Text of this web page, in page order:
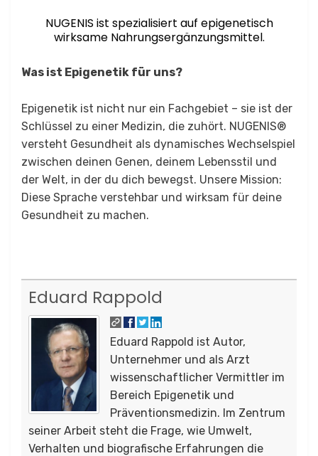
NUGENIS ist spezialisiert auf epigenetisch
wirksame Nahrungsergänzungsmittel.
Was ist Epigenetik für uns?
Epigenetik ist nicht nur ein Fachgebiet – sie ist der
Schlüssel zu einer Medizin, die zuhört. NUGENIS®
versteht Gesundheit als dynamisches Wechselspiel
zwischen deinen Genen, deinem Lebensstil und
der Welt, in der du dich bewegst. Unsere Mission:
Diese Sprache verstehbar und wirksam für deine
Gesundheit zu machen.
Eduard Rappold
Eduard Rappold ist Autor,
Unternehmer und als Arzt
wissenschaftlicher Vermittler im
Bereich Epigenetik und
Präventionsmedizin. Im Zentrum
seiner Arbeit steht die Frage, wie Umwelt,
Verhalten und biografische Erfahrungen die